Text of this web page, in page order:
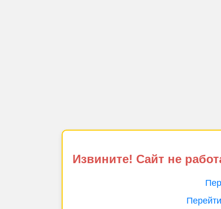
Извините! Сайт не